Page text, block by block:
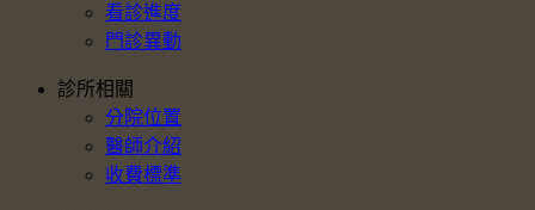
看診進度
門診異動
診所相關
分院位置
醫師介紹
收費標準